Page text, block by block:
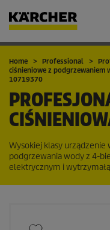
Koszyk
Lista życzeń
Home Professional
ciśnieniowe z podgrzewaniem
10719370
Wysokiej klasy
podgrzewania wody z 4-
elektrycznym i